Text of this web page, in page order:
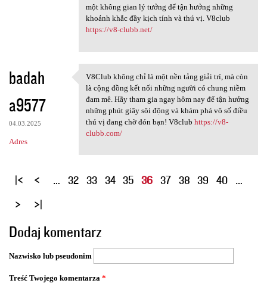
một không gian lý tưởng để tận hưởng những
khoảnh khắc đầy kịch tính và thú vị. V8club
https://v8-clubb.net/
badah
a9577
04.03.2025
Adres
V8Club không chỉ là một nền
V8Club không chỉ là một nền tảng giải trí, mà còn
là cộng đồng kết nối những người có chung niềm
đam mê. Hãy tham gia ngay hôm nay để tận hưởng
những phút giây sôi động và khám phá vô số điều
thú vị đang chờ đón bạn! V8club https://v8-
clubb.com/
S
o
n
y
… 32 33 34 35 36 37 38 39 40 …
Dodaj komentarz
Nazwisko lub pseudonim
Treść Twojego komentarza *